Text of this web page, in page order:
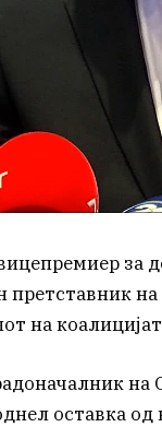
за
претставник
на
на
оставка од